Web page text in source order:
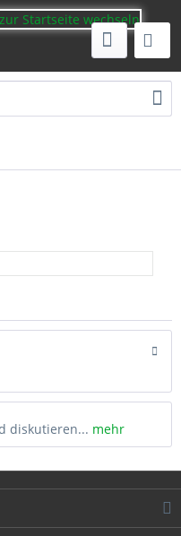
diskutieren... mehr